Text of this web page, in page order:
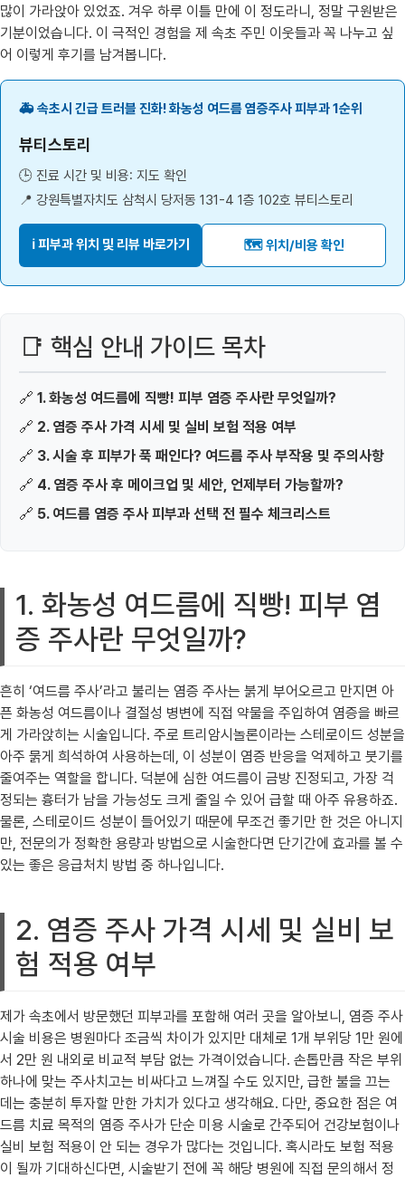
많이 가라앉아 있었죠. 겨우 하루 이틀 만에 이 정도라니, 정말 구원받은
기분이었습니다. 이 극적인 경험을 제 속초 주민 이웃들과 꼭 나누고 싶
어 이렇게 후기를 남겨봅니다.
🚑 속초시 긴급 트러블 진화! 화농성 여드름 염증주사 피부과 1순위
뷰티스토리
🕒 진료 시간 및 비용: 지도 확인
📍 강원특별자치도 삼척시 당저동 131-4 1층 102호 뷰티스토리
ℹ️ 피부과 위치 및 리뷰 바로가기 🗺️ 위치/비용 확인
📑 핵심 안내 가이드 목차
🔗 1. 화농성 여드름에 직빵! 피부 염증 주사란 무엇일까?
🔗 2. 염증 주사 가격 시세 및 실비 보험 적용 여부
🔗 3. 시술 후 피부가 푹 패인다? 여드름 주사 부작용 및 주의사항
🔗 4. 염증 주사 후 메이크업 및 세안, 언제부터 가능할까?
🔗 5. 여드름 염증 주사 피부과 선택 전 필수 체크리스트
1. 화농성 여드름에 직빵! 피부 염
증 주사란 무엇일까?
흔히 ‘여드름 주사’라고 불리는 염증 주사는 붉게 부어오르고 만지면 아
픈 화농성 여드름이나 결절성 병변에 직접 약물을 주입하여 염증을 빠르
게 가라앉히는 시술입니다. 주로 트리암시놀론이라는 스테로이드 성분을
아주 묽게 희석하여 사용하는데, 이 성분이 염증 반응을 억제하고 붓기를
줄여주는 역할을 합니다. 덕분에 심한 여드름이 금방 진정되고, 가장 걱
정되는 흉터가 남을 가능성도 크게 줄일 수 있어 급할 때 아주 유용하죠.
물론, 스테로이드 성분이 들어있기 때문에 무조건 좋기만 한 것은 아니지
만, 전문의가 정확한 용량과 방법으로 시술한다면 단기간에 효과를 볼 수
있는 좋은 응급처치 방법 중 하나입니다.
2. 염증 주사 가격 시세 및 실비 보
험 적용 여부
제가 속초에서 방문했던 피부과를 포함해 여러 곳을 알아보니, 염증 주사
시술 비용은 병원마다 조금씩 차이가 있지만 대체로 1개 부위당 1만 원에
서 2만 원 내외로 비교적 부담 없는 가격이었습니다. 손톱만큼 작은 부위
하나에 맞는 주사치고는 비싸다고 느껴질 수도 있지만, 급한 불을 끄는
데는 충분히 투자할 만한 가치가 있다고 생각해요. 다만, 중요한 점은 여
드름 치료 목적의 염증 주사가 단순 미용 시술로 간주되어 건강보험이나
실비 보험 적용이 안 되는 경우가 많다는 것입니다. 혹시라도 보험 적용
이 될까 기대하신다면, 시술받기 전에 꼭 해당 병원에 직접 문의해서 정